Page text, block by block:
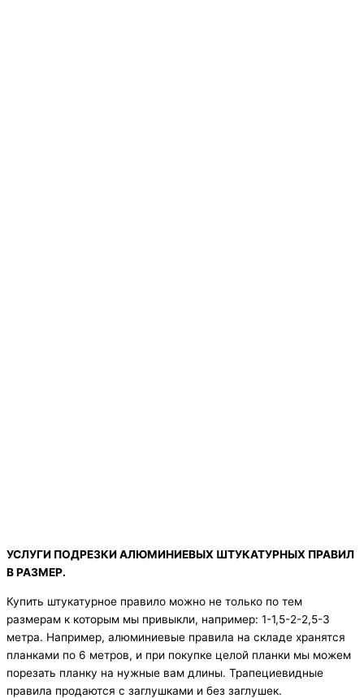
УСЛУГИ ПОДРЕЗКИ АЛЮМИНИЕВЫХ ШТУКАТУРНЫХ ПРАВИЛ
В РАЗМЕР.
Купить штукатурное правило можно не только по тем
размерам к которым мы привыкли, например: 1-1,5-2-2,5-3
метра. Например, алюминиевые правила на складе хранятся
планками по 6 метров, и при покупке целой планки мы можем
порезать планку на нужные вам длины. Трапециевидные
правила продаются с заглушками и без заглушек.